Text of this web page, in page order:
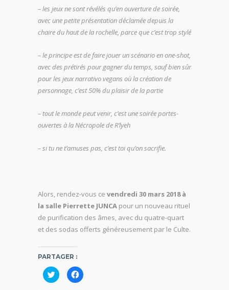
– les jeux ne sont révélés qu’en ouverture de soirée,
avec une petite présentation déclamée depuis la
chaire du haut de la rochelle, parce que c’est trop stylé
– le principe est de faire jouer un scénario en one-shot,
avec des prétirés pour gagner du temps, sauf bien sûr
pour les jeux narrativo vegans où la création de
personnage, c’est 50% du plaisir de la partie
– tout le monde peut venir, c’est une soirée portes-
ouvertes à la Nécropole de R’lyeh
– si tu ne t’amuses pas, c’est toi qu’on sacrifie.
Alors, rendez-vous ce vendredi 30 mars 2018 à
la salle Pierrette JUNCA pour un nouveau rituel
de purification des âmes, avec du quatre-quart
et des sodas offerts généreusement par le Culte.
PARTAGER :
C
l
C
l